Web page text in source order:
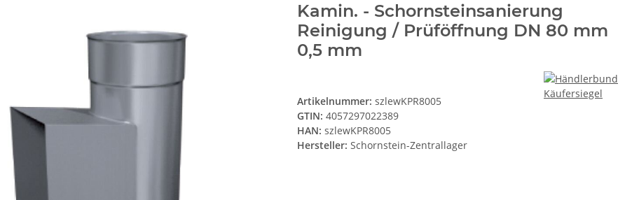
Kamin. - Schornsteinsanierung
Reinigung / Prüföffnung DN 80 mm
0,5 mm
Artikelnummer: szlewKPR8005
GTIN: 4057297022389
HAN: szlewKPR8005
Hersteller: Schornstein-Zentrallager